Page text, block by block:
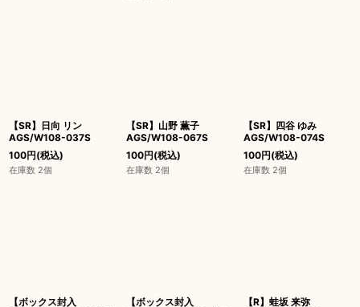
【SR】日向 リン
AGS/W108-037S
100円(税込)
在庫数 2個
【SR】山野 薫子
AGS/W108-067S
100円(税込)
在庫数 2個
【SR】四谷 ゆみ
AGS/W108-074S
100円(税込)
在庫数 2個
【ボックス封入
【ボックス封入
【R】蛙坂 来弥